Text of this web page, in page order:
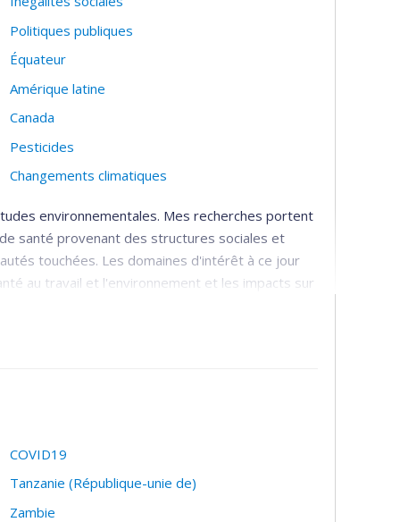
le formaldéhyde, le sélénium, les métaux et
Politiques publiques
Équateur
Amérique latine
Canada
Pesticides
Changements climatiques
environnementales. Mes recherches portent
santé provenant des structures sociales et
touchées. Les domaines d'intérêt à ce jour
au travail et l'environnement et les impacts sur
sociale des connaissances en santé
en santé. J'utilise des méthodes mixtes
COVID19
Tanzanie (République-unie de)
Zambie